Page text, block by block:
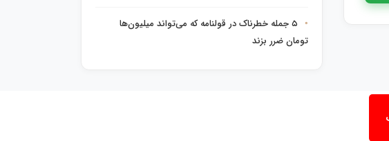
۵ جمله خطرناک در قولنامه که می‌تواند میلیون‌ها
تومان ضرر بزند